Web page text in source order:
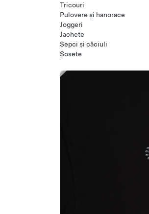
Tricouri
Pulovere și hanorace
Joggeri
Jachete
Șepci și căciuli
Șosete